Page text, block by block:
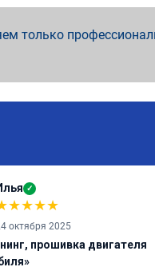
только
✓
★★★★
октября 2025
прошивка двигателя